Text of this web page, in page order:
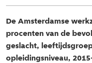
De Amsterdamse
procenten van de
geslacht,
opleidingsniveau,